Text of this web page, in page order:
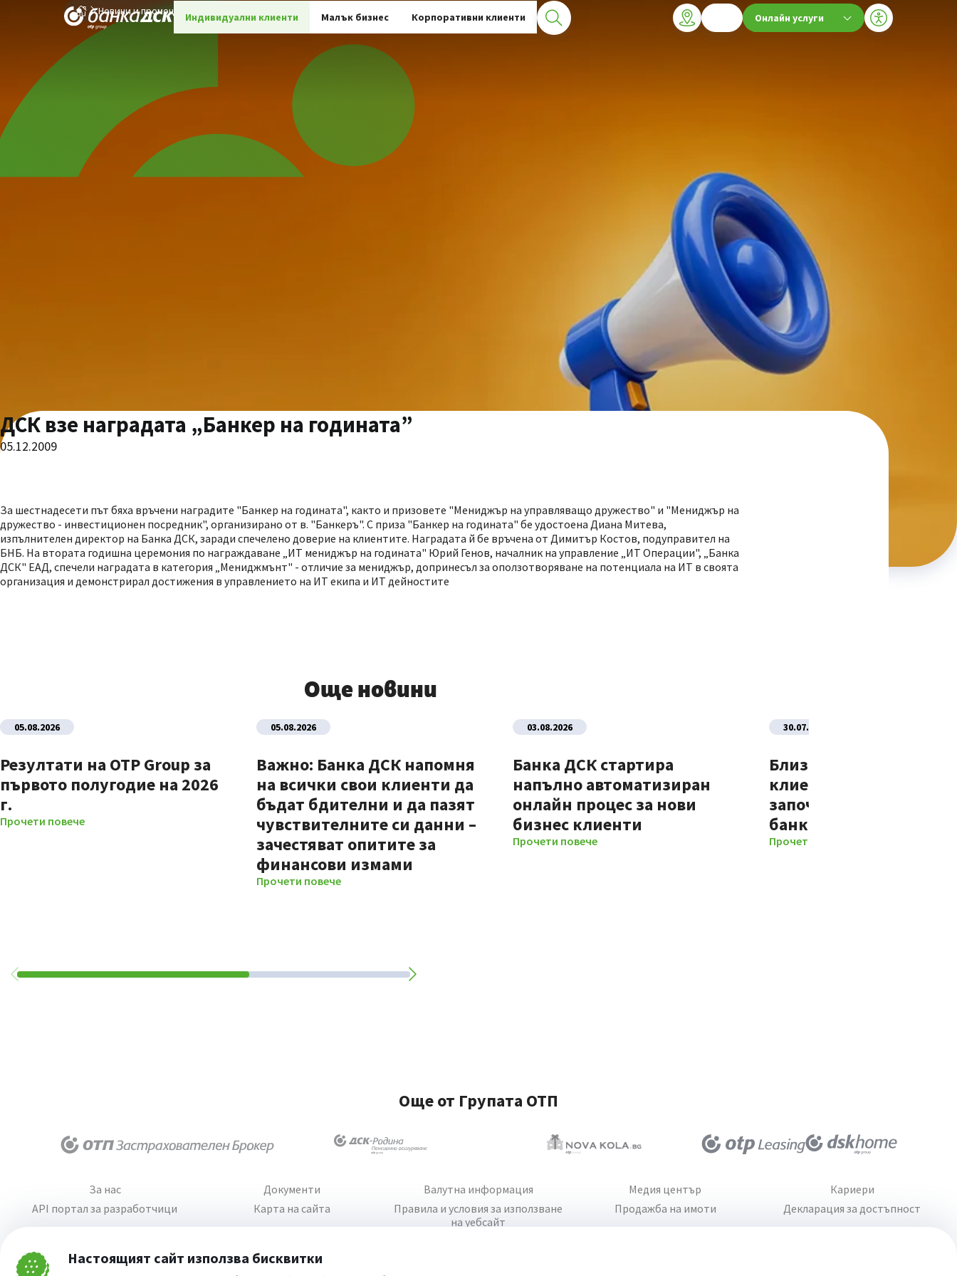
Затвори Настоящият сайт използва бисквитки
Индивидуални клиенти Малък бизнес Корпоративни клиенти Онлайн услуги
Новини и промоции
ДСК взе наградата „Банкер на годината”
05.12.2009
За шестнадесети път бяха връчени наградите "Банкер на годината", както и призовете "Мениджър на управляващо дружество" и "Мениджър на
дружество - инвестиционен посредник", организирано от в. "Банкеръ". С приза "Банкер на годината" бе удостоена Диана Митева,
изпълнителен директор на Банка ДСК, заради спечелено доверие на клиентите. Наградата й бе връчена от Димитър Костов, подуправител на
БНБ. На втората годишна церемония по награждаване „ИТ мениджър на годината" Юрий Генов, началник на управление „ИТ Операции", „Банка
ДСК" ЕАД, спечели наградата в категория „Мениджмънт" - отличие за мениджър, допринесъл за оползотворяване на потенциала на ИТ в своята
организация и демонстрирал достижения в управлението на ИТ екипа и ИТ дейностите
Още новини
05.08.2026
Резултати на OTP Group за
първото полугодие на 2026
г.
Прочети повече
05.08.2026
Важно: Банка ДСК напомня
на всички свои клиенти да
бъдат бдителни и да пазят
чувствителните си данни –
зачестяват опитите за
финансови измами
Прочети повече
03.08.2026
Банка ДСК стартира
напълно автоматизиран
онлайн процес за нови
бизнес клиенти
Прочети повече
30.07.2026
Близо 70% от новите
клиенти на Банка ДСК
започват отношенията
банката изцяло
Прочети повече
Още от Групата ОТП
За нас
API портал за разработчици
Документи
Карта на сайта
Валутна информация
Правила и условия за използване
на уебсайт
Медия център
Продажба на имоти
Кариери
Декларация за достъпност